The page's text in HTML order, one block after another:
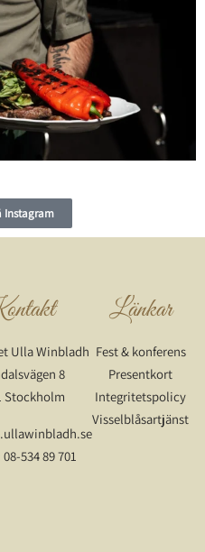
Instagram
Ulla Winbladh
8
Stockholm
534 89 701
Länkar
Fest & konferens
Presentkort
Integritetspolicy
Visselblåsartjänst